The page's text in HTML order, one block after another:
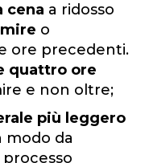
cena a ridosso
o
ore precedenti.
quattro ore
e non oltre;
più leggero
modo da